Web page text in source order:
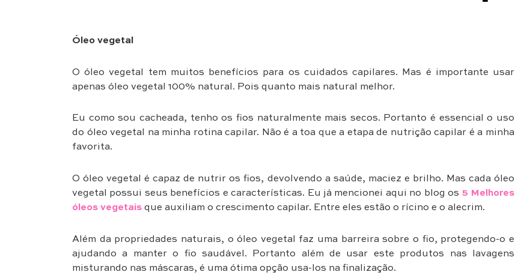
Óleo vegetal
O óleo vegetal tem muitos benefícios para os cuidados capilares. Mas é importante usar
apenas óleo vegetal 100% natural. Pois quanto mais natural melhor.
Eu como sou cacheada, tenho os fios naturalmente mais secos. Portanto é essencial o uso
do óleo vegetal na minha rotina capilar. Não é a toa que a etapa de nutrição capilar é a minha
favorita.
O óleo vegetal é capaz de nutrir os fios, devolvendo a saúde, maciez e brilho. Mas cada óleo
vegetal possui seus benefícios e características. Eu já mencionei aqui no blog os 5 Melhores
óleos vegetais que auxiliam o crescimento capilar. Entre eles estão o rícino e o alecrim.
Além da propriedades naturais, o óleo vegetal faz uma barreira sobre o fio, protegendo-o e
ajudando a manter o fio saudável. Portanto além de usar este produtos nas lavagens
misturando nas máscaras, é uma ótima opção usa-los na finalização.